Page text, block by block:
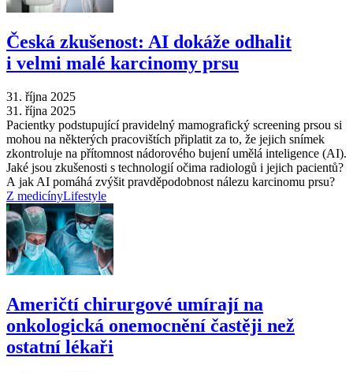
Česká zkušenost: AI dokáže odhalit
i velmi malé karcinomy prsu
31. října 2025
31. října 2025
Pacientky podstupující pravidelný mamografický screening prsou si
mohou na některých pracovištích připlatit za to, že jejich snímek
zkontroluje na přítomnost nádorového bujení umělá inteligence (AI).
Jaké jsou zkušenosti s technologií očima radiologů i jejich pacientů?
A jak AI pomáhá zvýšit pravděpodobnost nálezu karcinomu prsu?
Z medicínyLifestyle
Američtí chirurgové umírají na
onkologická onemocnění častěji než
ostatní lékaři